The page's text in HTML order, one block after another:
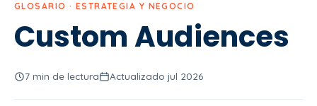
GLOSARIO · ESTRATEGIA Y NEGOCIO
Custom Audiences
7 min de lectura Actualizado jul 2026